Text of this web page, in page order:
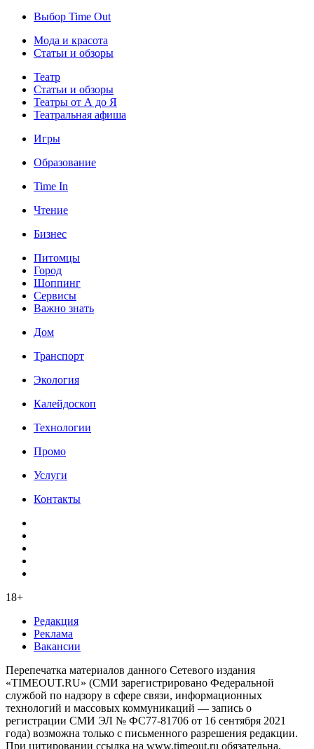
Выбор Time Out
Мода и красота
Статьи и обзоры
Театр
Статьи и обзоры
Театры от А до Я
Театральная афиша
Игры
Образование
Time In
Чтение
Бизнес
Питомцы
Город
Шоппинг
Сервисы
Важно знать
Дом
Транспорт
Экология
Калейдоскоп
Технологии
Промо
Услуги
Контакты
18+
Редакция
Реклама
Вакансии
Перепечатка материалов данного Сетевого издания
«TIMEOUT.RU» (СМИ зарегистрировано Федеральной
службой по надзору в сфере связи, информационных
технологий и массовых коммуникаций — запись о
регистрации СМИ ЭЛ № ФС77-81706 от 16 сентября 2021
года) возможна только с письменного разрешения редакции.
При цитировании ссылка на www.timeout.ru обязательна.